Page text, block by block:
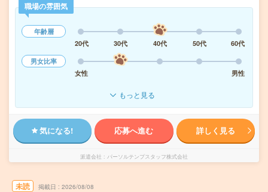
職場の雰囲気
年齢層
20代
30代 40代 50代
60代
男女比率
女性
男性
もっと見る
気になる! 応募へ進む 詳しく見る
派遣会社 パーソルテンプスタッフ株式会社
未読 掲載日 2026/08/08